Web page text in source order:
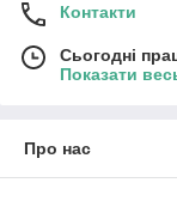
Контакти
Сьогодні
Показати
Про нас